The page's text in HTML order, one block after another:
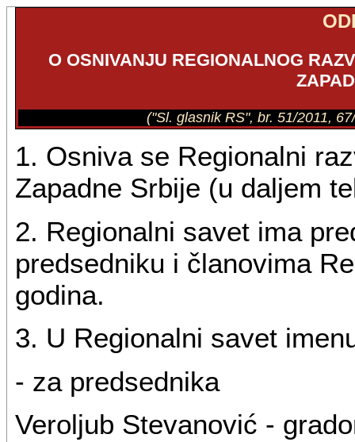
O OSNIVANJU REGIONALNOG
("Sl. glasnik RS", br. 51/2011,
1. Osniva se Regionalni
Zapadne Srbije (u daljem
2. Regionalni savet ima
predsedniku i članovima
godina.
3. U Regionalni savet
- za predsednika
Veroljub Stevanović -